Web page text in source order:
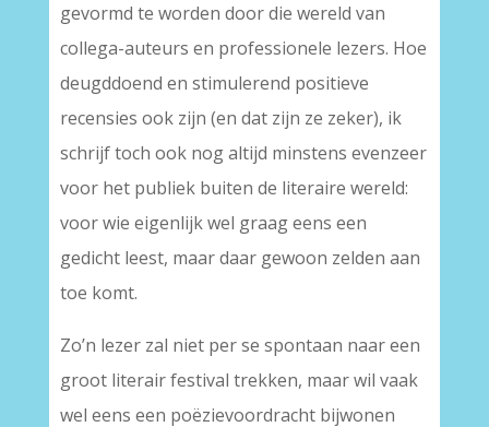
gevormd te worden door die wereld van
collega-auteurs en professionele lezers. Hoe
deugddoend en stimulerend positieve
recensies ook zijn (en dat zijn ze zeker), ik
schrijf toch ook nog altijd minstens evenzeer
voor het publiek buiten de literaire wereld:
voor wie eigenlijk wel graag eens een
gedicht leest, maar daar gewoon zelden aan
toe komt.
Zo’n lezer zal niet per se spontaan naar een
groot literair festival trekken, maar wil vaak
wel eens een poëzievoordracht bijwonen